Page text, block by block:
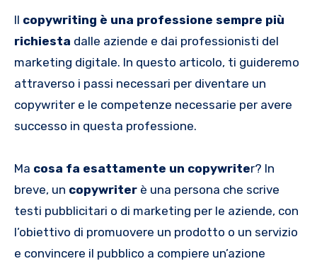
Il copywriting è una professione sempre più
richiesta dalle aziende e dai professionisti del
marketing digitale. In questo articolo, ti guideremo
attraverso i passi necessari per diventare un
copywriter e le competenze necessarie per avere
successo in questa professione.
Ma cosa fa esattamente un copywriter? In
breve, un copywriter è una persona che scrive
testi pubblicitari o di marketing per le aziende, con
l’obiettivo di promuovere un prodotto o un servizio
e convincere il pubblico a compiere un’azione